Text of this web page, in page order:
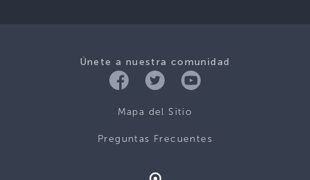
Únete a nuestra comunidad
Mapa del Sitio
Preguntas Frecuentes